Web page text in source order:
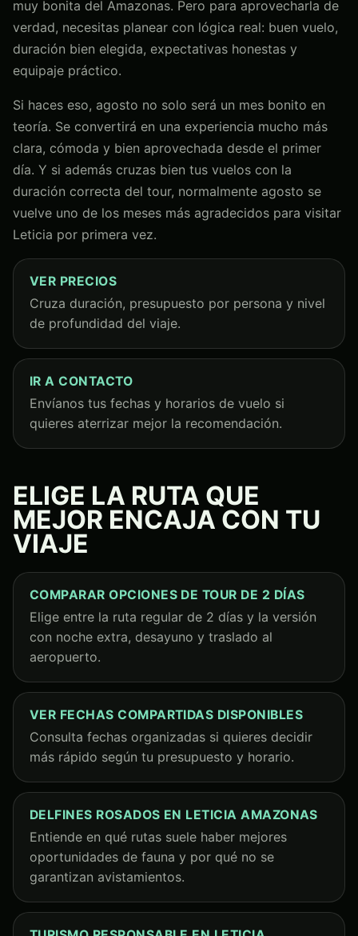
muy bonita del Amazonas. Pero para aprovecharla de
verdad, necesitas planear con lógica real: buen vuelo,
duración bien elegida, expectativas honestas y
equipaje práctico.
Si haces eso, agosto no solo será un mes bonito en
teoría. Se convertirá en una experiencia mucho más
clara, cómoda y bien aprovechada desde el primer
día. Y si además cruzas bien tus vuelos con la
duración correcta del tour, normalmente agosto se
vuelve uno de los meses más agradecidos para visitar
Leticia por primera vez.
VER PRECIOS
Cruza duración, presupuesto por persona y nivel
de profundidad del viaje.
IR A CONTACTO
Envíanos tus fechas y horarios de vuelo si
quieres aterrizar mejor la recomendación.
ELIGE LA RUTA QUE
MEJOR ENCAJA CON TU
VIAJE
COMPARAR OPCIONES DE TOUR DE 2 DÍAS
Elige entre la ruta regular de 2 días y la versión
con noche extra, desayuno y traslado al
aeropuerto.
VER FECHAS COMPARTIDAS DISPONIBLES
Consulta fechas organizadas si quieres decidir
más rápido según tu presupuesto y horario.
DELFINES ROSADOS EN LETICIA AMAZONAS
Entiende en qué rutas suele haber mejores
oportunidades de fauna y por qué no se
garantizan avistamientos.